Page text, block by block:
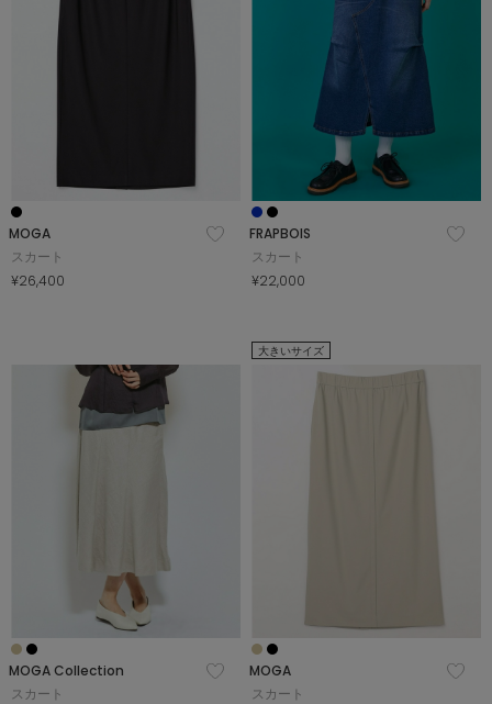
MOGA
スカート
¥26,400
FRAPBOIS
スカート
¥22,000
MOGA Collection
スカート
大きいサイズ
MOGA
スカート